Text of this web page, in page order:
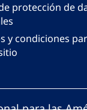
protección de
y condiciones